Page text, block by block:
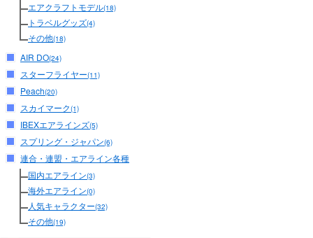
エアクラフトモデル(18)
トラベルグッズ(4)
その他(18)
AIR DO(24)
スターフライヤー(11)
Peach(20)
スカイマーク(1)
IBEXエアラインズ(5)
スプリング・ジャパン(6)
連合・連盟・エアライン各種
国内エアライン(3)
海外エアライン(0)
人気キャラクター(32)
その他(19)